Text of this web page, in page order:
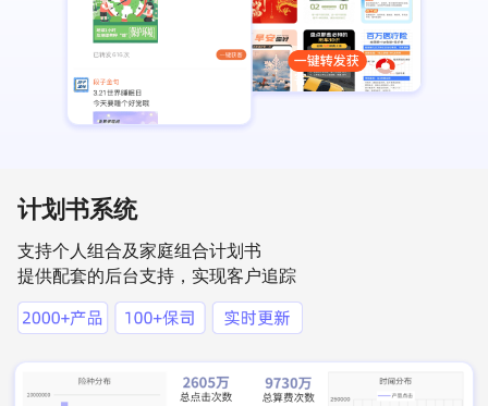
计划书系统
支持个人组合及家庭组合计划书
提供配套的后台支持，实现客户追踪